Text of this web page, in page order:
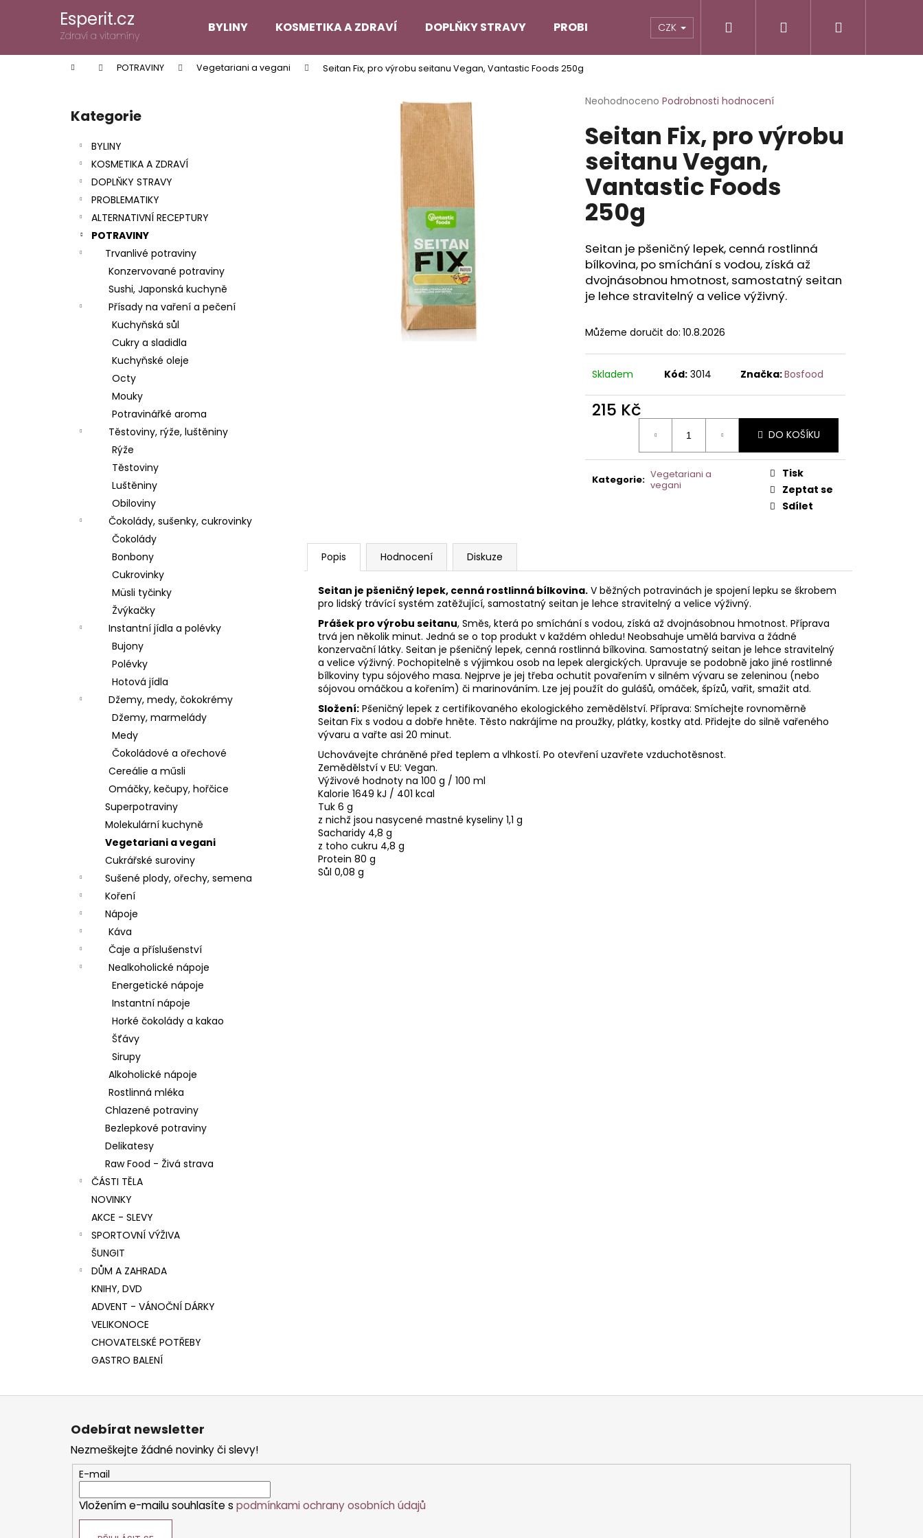
Esperit.cz
Zdraví a vitamíny
BYLINY KOSMETIKA A ZDRAVÍ DOPLŇKY STRAVY PROBLEMATIKY ALTERNATIVNÍ RECEPTURY
CZK Přihlášení
Domů POTRAVINY Vegetariani a vegani Seitan Fix, pro výrobu seitanu Vegan, Vantastic Foods 250g
Přeskočit
kategorie
Kategorie
BYLINY
KOSMETIKA A ZDRAVÍ
DOPLŇKY STRAVY
PROBLEMATIKY
ALTERNATIVNÍ RECEPTURY
POTRAVINY
Trvanlivé potraviny
Konzervované potraviny
Sushi, Japonská kuchyně
Přísady na vaření a pečení
Kuchyňská sůl
Cukry a sladidla
Kuchyňské oleje
Octy
Mouky
Potravinářké aroma
Těstoviny, rýže, luštěniny
Rýže
Těstoviny
Luštěniny
Obiloviny
Čokolády, sušenky, cukrovinky
Čokolády
Bonbony
Cukrovinky
Müsli tyčinky
Žvýkačky
Instantní jídla a polévky
Bujony
Polévky
Hotová jídla
Džemy, medy, čokokrémy
Džemy, marmelády
Medy
Čokoládové a ořechové
Cereálie a műsli
Omáčky, kečupy, hořčice
Superpotraviny
Molekulární kuchyně
Vegetariani a vegani
Cukrářské suroviny
Sušené plody, ořechy, semena
Koření
Nápoje
Káva
Čaje a příslušenství
Nealkoholické nápoje
Energetické nápoje
Instantní nápoje
Horké čokolády a kakao
Šťávy
Sirupy
Alkoholické nápoje
Rostlinná mléka
Chlazené potraviny
Bezlepkové potraviny
Delikatesy
Raw Food - Živá strava
ČÁSTI TĚLA
NOVINKY
AKCE - SLEVY
SPORTOVNÍ VÝŽIVA
ŠUNGIT
DŮM A ZAHRADA
KNIHY, DVD
ADVENT - VÁNOČNÍ DÁRKY
VELIKONOCE
CHOVATELSKÉ POTŘEBY
GASTRO BALENÍ
Průměrné
produktu
je
z
5
hvězdiček.
Neohodnoceno Podrobnosti hodnocení
Seitan Fix, pro výrobu
seitanu Vegan,
Vantastic Foods
250g
Seitan je pšeničný lepek, cenná rostlinná
bílkovina, po smíchání s vodou, získá až
dvojnásobnou hmotnost, samostatný seitan
je lehce stravitelný a velice výživný.
Můžeme doručit do: 10.8.2026
Skladem Kód: 3014 Značka:Bosfood
215 Kč
DO KOŠÍKU
Kategorie: Vegetariani a
vegani
Tisk
Zeptat se
Sdílet
Popis Hodnocení Diskuze
Seitan je pšeničný lepek, cenná rostlinná bílkovina. V běžných potravinách je spojení lepku se škrobem
pro lidský trávící systém zatěžující, samostatný seitan je lehce stravitelný a velice výživný.
Prášek pro výrobu seitanu, Směs, která po smíchání s vodou, získá až dvojnásobnou hmotnost. Příprava
trvá jen několik minut. Jedná se o top produkt v každém ohledu! Neobsahuje umělá barviva a žádné
konzervační látky. Seitan je pšeničný lepek, cenná rostlinná bílkovina. Samostatný seitan je lehce stravitelný
a velice výživný. Pochopitelně s výjimkou osob na lepek alergických. Upravuje se podobně jako jiné rostlinné
bílkoviny typu sójového masa. Nejprve je jej třeba ochutit povařením v silném vývaru se zeleninou (nebo
sójovou omáčkou a kořením) či marinováním. Lze jej použít do gulášů, omáček, špízů, vařit, smažit atd.
Složení: Pšeničný lepek z certifikovaného ekologického zemědělství. Příprava: Smíchejte rovnoměrně
Seitan Fix s vodou a dobře hněte. Těsto nakrájíme na proužky, plátky, kostky atd. Přidejte do silně vařeného
vývaru a vařte asi 20 minut.
Uchovávejte chráněné před teplem a vlhkostí. Po otevření uzavřete vzduchotěsnost.
Zemědělství v EU: Vegan.
Výživové hodnoty na 100 g / 100 ml
Kalorie 1649 kJ / 401 kcal
Tuk 6 g
z nichž jsou nasycené mastné kyseliny 1,1 g
Sacharidy 4,8 g
z toho cukru 4,8 g
Protein 80 g
Sůl 0,08 g
í
Zpět
do
Zpět
do
Co potřebujete najít?
Doporučujeme
Z
Odebírat newsletter
Nezmeškejte žádné novinky či slevy!
E-mail
Vložením e-mailu souhlasíte s podmínkami ochrany osobních údajů